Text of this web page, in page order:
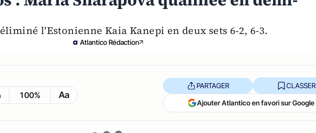
l'Estonienne Kaia Kanepi en deux sets 6-2, 6-3.
Atlantico Rédaction
100% Aa
PARTAGER CLASSER
Ajouter Atlantico en favori sur Google